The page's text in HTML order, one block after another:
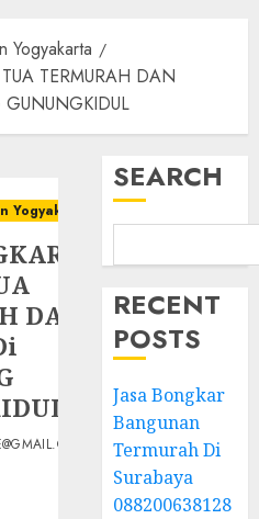
Yogyakarta
TERMURAH DAN
Yogyakarta
DAN
SEARCH
RECENT
POSTS
Jasa Bongkar
Bangunan
Termurah Di
Surabaya
088200638128